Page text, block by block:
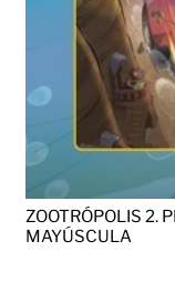
ZOOTRÓPOLIS 2.
MAYÚSCULA